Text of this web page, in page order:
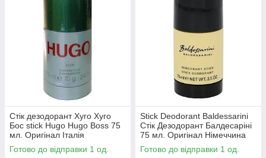
Стік дезодорант Хуго Хуго
Бос stick Hugo Hugo Boss 75
мл. Оригінал Італія
Готово до відправки 1 од.
Stick Deodorant Baldessarini
Стік Дезодорант Балдесаріні
75 мл. Оригінал Німеччина
Готово до відправки 1 од.